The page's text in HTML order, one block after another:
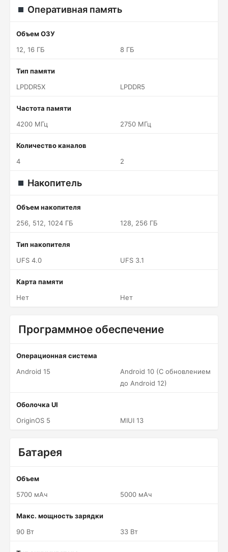
Оперативная память
Объем ОЗУ
12, 16 ГБ
8 ГБ
Тип памяти
LPDDR5X
LPDDR5
Частота памяти
4200 МГц
2750 МГц
Количество каналов
4
2
Накопитель
Объем накопителя
256, 512, 1024 ГБ
128, 256 ГБ
Тип накопителя
UFS 4.0
UFS 3.1
Карта памяти
Нет
Нет
Программное обеспечение
Операционная система
Android 15
Android 10 (С обновлением
до Android 12)
Оболочка UI
OriginOS 5
MIUI 13
Батарея
Объем
5700 мАч
5000 мАч
Макс. мощность зарядки
90 Вт
33 Вт